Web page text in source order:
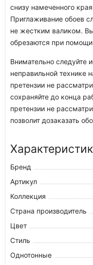
снизу намеченного
Приглаживание обоев
не жестким валиком.
обрезаются при
Внимательно следуйте
неправильной технике
претензии не
сохраняйте до конца
претензии не
позволит дозаказать
Бренд
Артикул
Коллекция
Страна производитель
Цвет
Стиль
Однотонные